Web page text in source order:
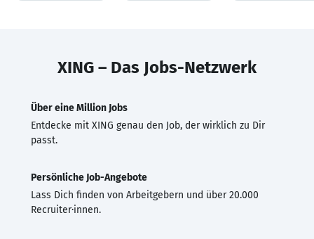
XING – Das Jobs-Netzwerk
Über eine Million Jobs
Entdecke mit XING genau den Job, der wirklich zu Dir
passt.
Persönliche Job-Angebote
Lass Dich finden von Arbeitgebern und über 20.000
Recruiter·innen.